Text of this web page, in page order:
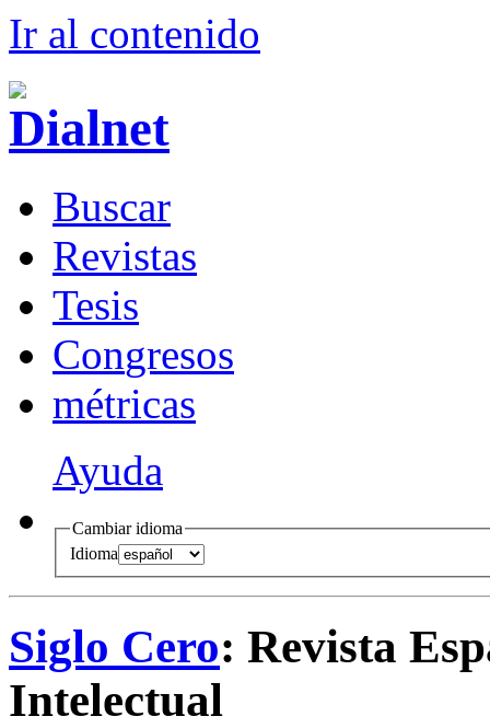
Ir al contenido
Buscar
Revistas
Tesis
Congresos
métricas
Ayuda
Cambiar idioma
Idioma
Siglo Cero: Revista
Intelectual